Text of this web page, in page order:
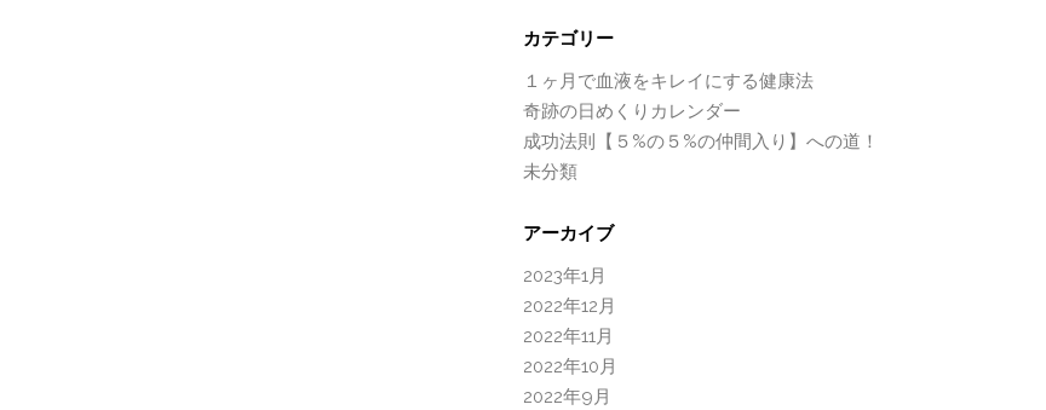
カテゴリー
１ヶ月で血液をキレイにする健康法
奇跡の日めくりカレンダー
成功法則【５%の５%の仲間入り】への道！
未分類
アーカイブ
2023年1月
2022年12月
2022年11月
2022年10月
2022年9月